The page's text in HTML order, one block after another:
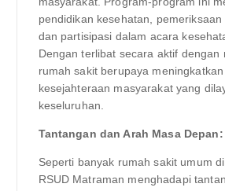
pendidikan kesehatan, pemeriksaan
dan partisipasi dalam acara
Dengan terlibat secara aktif dengan
rumah sakit berupaya
kesejahteraan masyarakat yang
keseluruhan.
Tantangan dan Arah Masa Depan:
Seperti banyak rumah sakit umum di
RSUD Matraman menghadapi